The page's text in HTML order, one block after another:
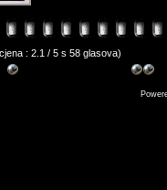
: 2.1 / 5 s 58 glasova)